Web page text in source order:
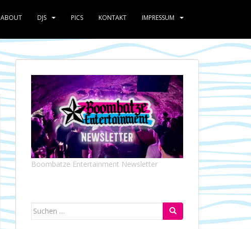
ABOUT DJS PICS KONTAKT IMPRESSUM
Boombatze Entertainment Newsletter
Suchen